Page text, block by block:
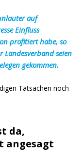
auf
Einfluss
profitiert habe, so
Landesverband seien
gekommen.
Tatsachen noch
da,
angesagt